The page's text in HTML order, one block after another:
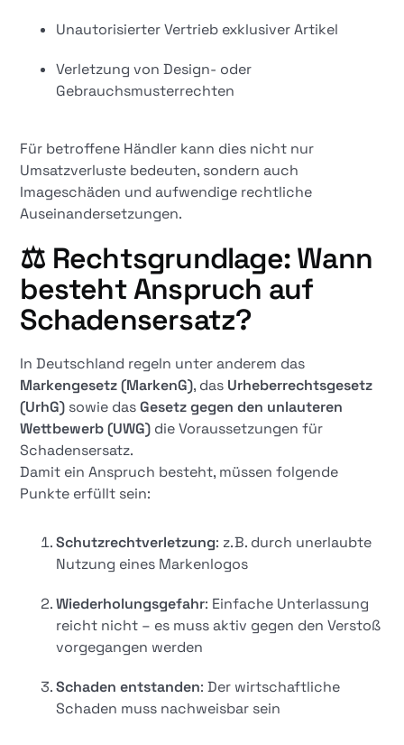
Unautorisierter Vertrieb exklusiver Artikel
Verletzung von Design- oder
Gebrauchsmusterrechten
Für betroffene Händler kann dies nicht nur
Umsatzverluste bedeuten, sondern auch
Imageschäden und aufwendige rechtliche
Auseinandersetzungen.
⚖️ Rechtsgrundlage: Wann
besteht Anspruch auf
Schadensersatz?
In Deutschland regeln unter anderem das
Markengesetz (MarkenG), das Urheberrechtsgesetz
(UrhG) sowie dasGesetz gegen den unlauteren
Wettbewerb (UWG) die Voraussetzungen für
Schadensersatz.
Damit ein Anspruch besteht, müssen folgende
Punkte erfüllt sein:
Schutzrechtverletzung: z. B. durch unerlaubte
Nutzung eines Markenlogos
Wiederholungsgefahr: Einfache Unterlassung
reicht nicht – es muss aktiv gegen den Verstoß
vorgegangen werden
Schaden entstanden: Der wirtschaftliche
Schaden muss nachweisbar sein